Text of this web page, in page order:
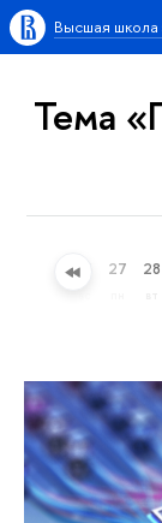
Высшая школа
Тема
26 27 28